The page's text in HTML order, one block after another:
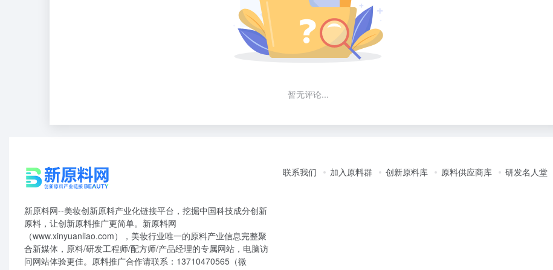
暂无评论...
新原料网--美妆创新原料产业化链接平台，挖掘中国科技成分创新
原料，让创新原料推广更简单。新原料网
（www.xinyuanliao.com），美妆行业唯一的原料产业信息完整聚
合新媒体，原料/研发工程师/配方师/产品经理的专属网站，电脑访
问网站体验更佳。原料推广合作请联系：13710470565（微
联系我们 加入原料群 创新原料库 原料供应商库 研发名人堂